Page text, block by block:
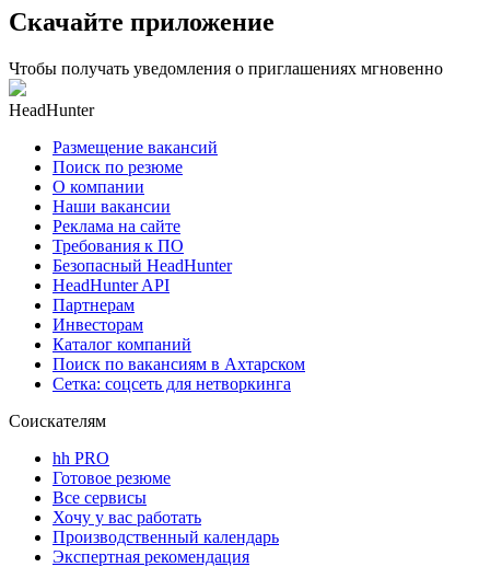
Скачайте приложение
Чтобы получать уведомления о приглашениях мгновенно
HeadHunter
Размещение вакансий
Поиск по резюме
О компании
Наши вакансии
Реклама на сайте
Требования к ПО
Безопасный HeadHunter
HeadHunter API
Партнерам
Инвесторам
Каталог компаний
Поиск по вакансиям в Ахтарском
Сетка: соцсеть для нетворкинга
Соискателям
hh PRO
Готовое резюме
Все сервисы
Хочу у вас работать
Производственный календарь
Экспертная рекомендация